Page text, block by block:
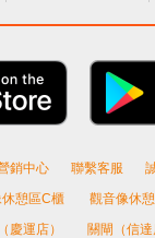
銷中心 聯繫客服
憩區C櫃
觀音像休
慶運店）
關閘（信